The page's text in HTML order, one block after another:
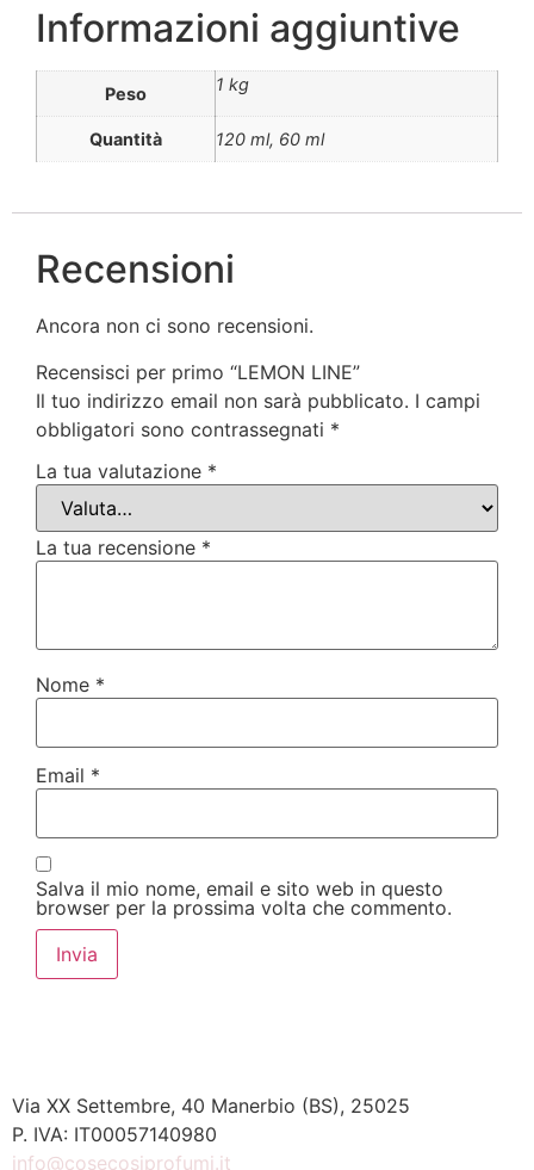
Informazioni aggiuntive
Peso 1 kg
Quantità 120 ml, 60 ml
Recensioni
Ancora non ci sono recensioni.
Recensisci per primo “LEMON LINE”
Il tuo indirizzo email non sarà pubblicato. I campi
obbligatori sono contrassegnati *
La tua valutazione *
La tua recensione *
Nome *
Email *
Salva il mio nome, email e sito web in questo
browser per la prossima volta che commento.
Via XX Settembre, 40 Manerbio (BS), 25025
P. IVA: IT00057140980
info@cosecosiprofumi.it